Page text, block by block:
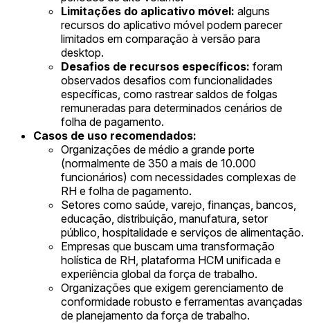
Limitações do aplicativo móvel: alguns
recursos do aplicativo móvel podem parecer
limitados em comparação à versão para
desktop.
Desafios de recursos específicos: foram
observados desafios com funcionalidades
específicas, como rastrear saldos de folgas
remuneradas para determinados cenários de
folha de pagamento.
Casos de uso recomendados:
Organizações de médio a grande porte
(normalmente de 350 a mais de 10.000
funcionários) com necessidades complexas de
RH e folha de pagamento.
Setores como saúde, varejo, finanças, bancos,
educação, distribuição, manufatura, setor
público, hospitalidade e serviços de alimentação.
Empresas que buscam uma transformação
holística de RH, plataforma HCM unificada e
experiência global da força de trabalho.
Organizações que exigem gerenciamento de
conformidade robusto e ferramentas avançadas
de planejamento da força de trabalho.